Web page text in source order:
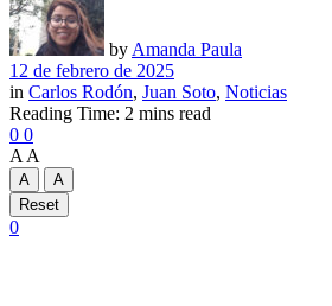
by Amanda Paula
12 de febrero de 2025
in Carlos Rodón, Juan Soto, Noticias
Reading Time: 2 mins read
0 0
A A
A
A
Reset
0